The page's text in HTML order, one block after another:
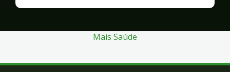
Mais Saúde